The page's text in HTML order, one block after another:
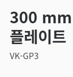
300 mm
플레이트
VK-GP3